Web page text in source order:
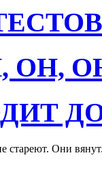
ОН,
стареют. Они